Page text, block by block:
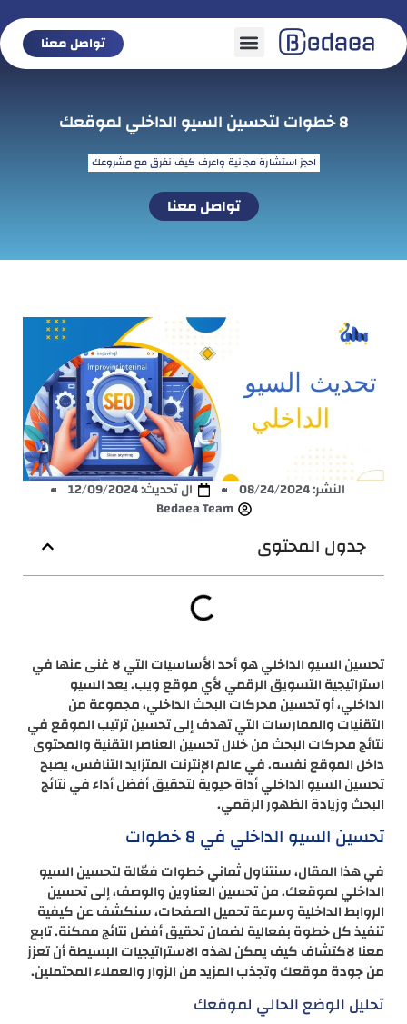
تواصل معنا
احجز استشارة مجانية واعرف كيف نفرق مع مشروعك
تواصل معنا
النشر:08/24/2024
ال تحديث: 12/09/2024
Bedaea Team
جدول المحتوى
تحسين السيو الداخلي هو أحد الأساسيات التي لا غنى عنها في
استراتيجية التسويق الرقمي لأي موقع ويب. يعد السيو
الداخلي، أو تحسين محركات البحث الداخلي، مجموعة من
التقنيات والممارسات التي تهدف إلى تحسين ترتيب الموقع في
نتائج محركات البحث من خلال تحسين العناصر التقنية والمحتوى
داخل الموقع نفسه. في عالم الإنترنت المتزايد التنافس، يصبح
تحسين السيو الداخلي أداة حيوية لتحقيق أفضل أداء في نتائج
البحث وزيادة الظهور الرقمي.
تحسين السيو الداخلي في 8 خطوات
في هذا المقال، سنتناول ثماني خطوات فعّالة لتحسين السيو
الداخلي لموقعك. من تحسين العناوين والوصف، إلى تحسين
الروابط الداخلية وسرعة تحميل الصفحات، سنكشف عن كيفية
تنفيذ كل خطوة بفعالية لضمان تحقيق أفضل نتائج ممكنة. تابع
معنا لاكتشاف كيف يمكن لهذه الاستراتيجيات البسيطة أن تعزز
من جودة موقعك وتجذب المزيد من الزوار والعملاء المحتملين.
تحليل الوضع الحالي لموقعك